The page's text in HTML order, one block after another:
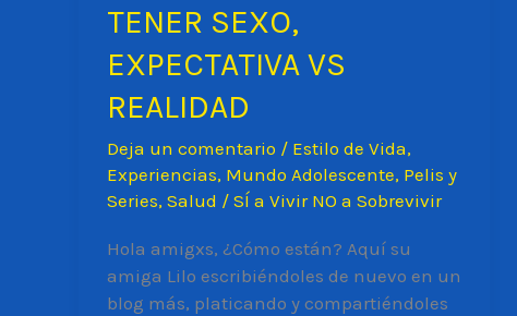
TENER SEXO,
EXPECTATIVA VS
REALIDAD
Deja un comentario / Estilo de Vida,
Experiencias, Mundo Adolescente, Pelis y
Series, Salud / SÍ a Vivir NO a Sobrevivir
Hola amigxs, ¿Cómo están? Aquí su
amiga Lilo escribiéndoles de nuevo en un
blog más, platicando y compartiéndoles